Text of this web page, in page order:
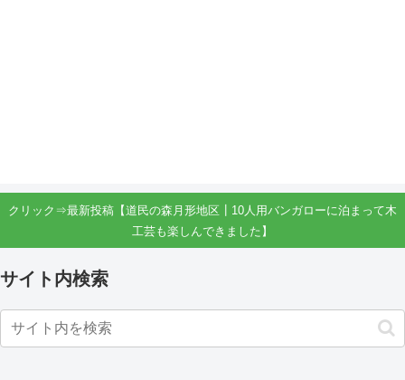
クリック⇒最新投稿【道民の森月形地区┃10人用バンガローに泊まって木
工芸も楽しんできました】
サイト内検索